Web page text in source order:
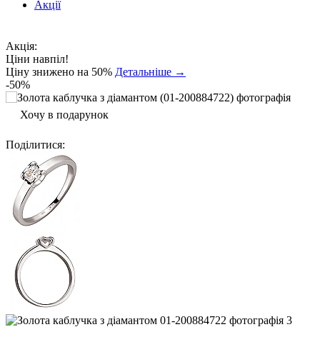
Акції
Акція:
Ціни навпіл!
Ціну знижено на 50% Детальніше →
-50%
Хочу в подарунок
Поділитися: